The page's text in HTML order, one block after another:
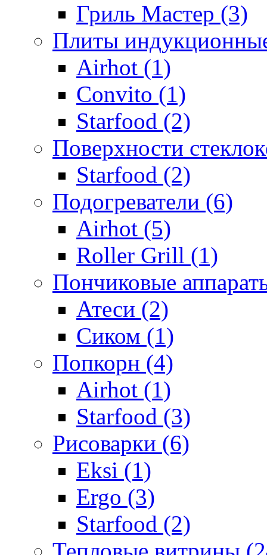
Гриль Мастер (3)
Плиты
Airhot (1)
Convito (1)
Starfood (2)
Поверхности
Starfood (2)
Подогреватели (6)
Airhot (5)
Roller Grill (1)
Пончиковые
Атеси (2)
Сиком (1)
Попкорн (4)
Airhot (1)
Starfood (3)
Рисоварки (6)
Eksi (1)
Ergo (3)
Starfood (2)